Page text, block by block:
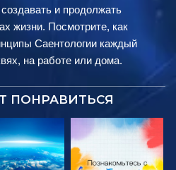
и продолжать
жизни. Посмотрите, как
Саентологии каждый
на работе или дома.
ПОНРАВИТЬСЯ